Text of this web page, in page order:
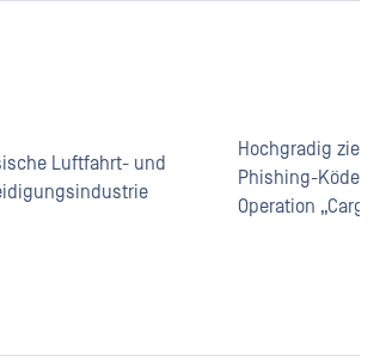
Luftfahrt- und
Hochgradig
Phishing-Köder
Operation